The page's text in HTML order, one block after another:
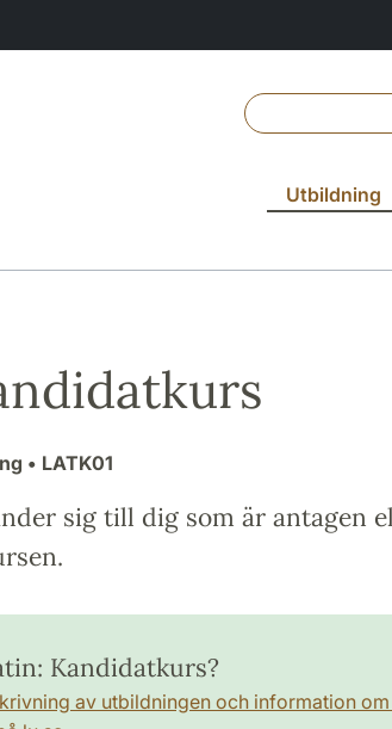
Utbildning
• LATK01
sig till dig som är antagen
Kandidatkurs?
av utbildningen och information